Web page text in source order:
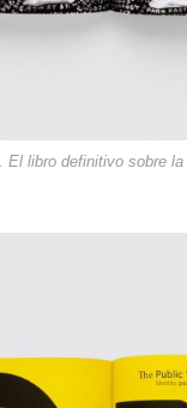
El libro definitivo sobre la